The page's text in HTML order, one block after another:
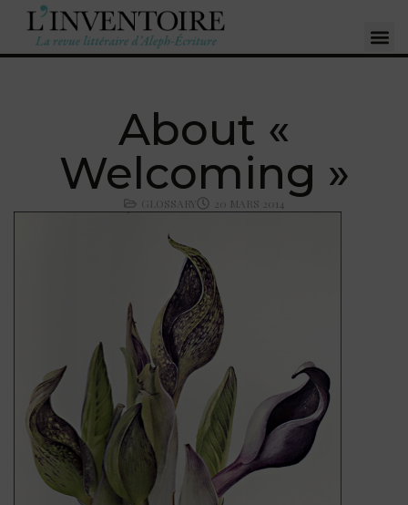
About «
Welcoming »
GLOSSARY 20 MARS 2014